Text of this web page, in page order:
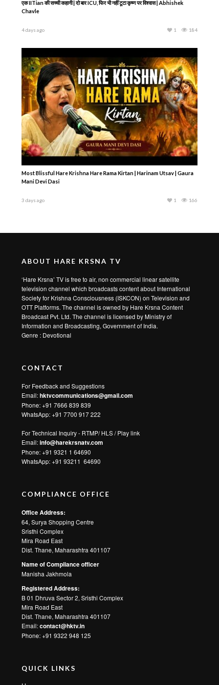
एक IITian की सच्ची कहानी | दो बार ICU, फिर भी नहीं टूटा कृष्ण पर विश्वास | Abhishek
Chavle
4 days ago 184
1
Most Blissful Hare Krishna Hare Rama Kirtan | Harinam Utsav | Gaura
Mani Devi Dasi
3 days ago 166
1
ABOUT HARE KRSNA TV
‘Hare Krsna’ TV is free to air, non commercial linear satellite
television channel which broadcasts content about International
Society for Krishna Consciousness (ISKCON) on Television and
OTT Platforms. The channel is owned by Hare Krsna Content
Broadcast Pvt. Ltd. The channel is licensed by Ministry of
Information and Broadcasting, Government of India.
Genre : Devotional
CONTACT
For Feedback and Suggestions
Email:hktvcommunications@gmail.com
Phone: +91 7666 839 839
WhatsApp:+91 7700 917 222
For Technical Inquiry - RTMP/ HLS / Play link
Email:info@harekrsnatv.com
Phone: +91 9321 1 64690
WhatsApp:+91 93211 64690
COMPLIANCE OFFICE
Office Address:
64, Surya Shopping Centre
Sristhi Complex
Mira Road East
Dist. Thane, Maharashtra 401107
Name of Compliance officer
Manisha Jakhmola
Registered Address:
B 01 Dhruva Sector 2, Sristhi Complex
Mira Road East
Dist. Thane, Maharashtra 401107
Email:contact@hktv.in
Phone: +91 9322 948 125
QUICK LINKS